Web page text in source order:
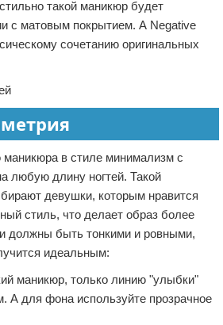
такой маникюр будет
с матовым покрытием. А Negative
сочетанию оригинальных
в стиле минимализм с
любую длину ногтей. Такой
девушки, которым нравится
стиль, что делает образ более
должны быть тонкими и ровными,
идеальным:
маникюр, только линию "улыбки"
А для фона используйте прозрачное